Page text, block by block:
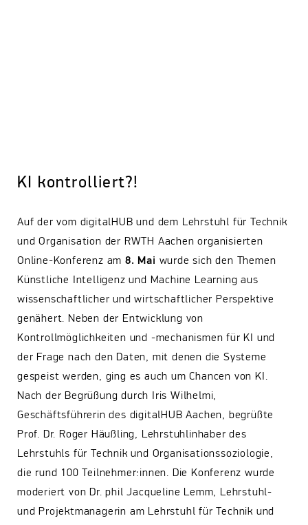
KI kontrolliert?!
Auf der vom digitalHUB und dem Lehrstuhl für Technik
und Organisation der RWTH Aachen organisierten
Online-Konferenz am8. Mai wurde sich den Themen
Künstliche Intelligenz und Machine Learning aus
wissenschaftlicher und wirtschaftlicher Perspektive
genähert. Neben der Entwicklung von
Kontrollmöglichkeiten und -mechanismen für KI und
der Frage nach den Daten, mit denen die Systeme
gespeist werden, ging es auch um Chancen von KI.
Nach der Begrüßung durch Iris Wilhelmi,
Geschäftsführerin des digitalHUB Aachen, begrüßte
Prof. Dr. Roger Häußling, Lehrstuhlinhaber des
Lehrstuhls für Technik und Organisationssoziologie,
die rund 100 Teilnehmer:innen. Die Konferenz wurde
moderiert von Dr. phil Jacqueline Lemm, Lehrstuhl-
und Projektmanagerin am Lehrstuhl für Technik und